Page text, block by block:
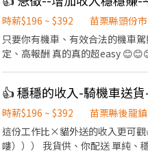
時薪$196 ~ $392
苗栗縣頭份市
只要你有機車、有效合法的機車
定、高報酬 真的真的超easy
會有專人與您聯絡，安排面試~
👍 穩穩的收入-騎機車送
時薪$196 ~ $392
苗栗縣後龍鎮
這份工作比×貓外送的收入更可觀
嘍））） 我貨供、你配送 單純